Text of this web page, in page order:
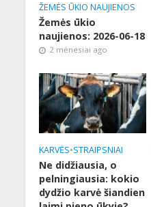
ŽEMĖS ŪKIO NAUJIENOS
Žemės ūkio
naujienos: 2026-06-18
2 mėnesiai ago
KARVĖS•STRAIPSNIAI
Ne didžiausia, o
pelningiausia: kokio
dydžio karvė šiandien